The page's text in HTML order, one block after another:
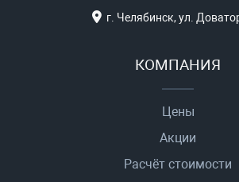
г. Челябинск, ул.
КОМПАНИЯ
Цены
Акции
Расчёт стоимости